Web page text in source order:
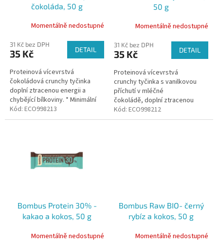
čokoláda, 50 g
Momentálně nedostupné
31 Kč bez DPH
35 Kč DETAIL
Proteinová vícevrstvá
čokoládová crunchy tyčinka
doplní ztracenou energii a
chybějící bílkoviny. * Minimální
objednatelné množství tohoto
produktu jsou 3ks
Kód: ECO998213
50 g
Momentálně nedostupné
31 Kč bez DPH
35 Kč DETAIL
Proteinová vícevrstvá
crunchy tyčinka s vanilkovou
příchutí v mléčné
čokoládě, doplní ztracenou
energii a chybějící bílkoviny. *
Minimální objednatelné
Kód: ECO998212
Bombus Protein 30% -
kakao a kokos, 50 g
Momentálně nedostupné
Bombus Raw BIO- černý
rybíz a kokos, 50 g
Momentálně nedostupné